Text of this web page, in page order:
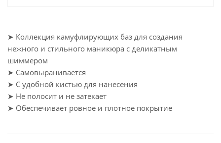
➤ Коллекция камуфлирующих баз для создания
нежного и стильного маникюра с деликатным
шиммером
➤ Самовыранивается
➤ С удобной кистью для нанесения
➤ Не полосит и не затекает
➤ Обеспечивает ровное и плотное покрытие